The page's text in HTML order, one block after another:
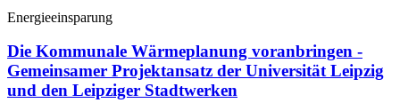
Energieeinsparung
Die Kommunale Wärmeplanung voranbringen -
Gemeinsamer Projektansatz der Universität Leipzig
und den Leipziger Stadtwerken